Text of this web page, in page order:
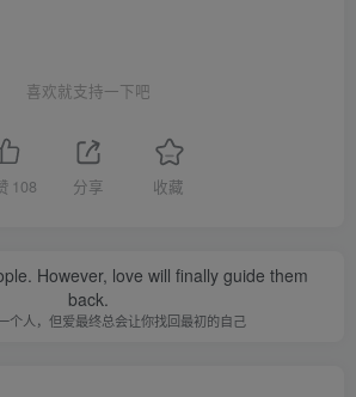
喜欢就支持一下吧
108 分享 收藏
However, love will finally guide them
back.
个人，但爱最终总会让你找回最初的自己